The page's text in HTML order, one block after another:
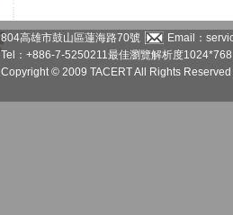
804高雄市鼓山區蓮海路70號
Email：
Tel：+886-7-5250211最佳瀏覽解析度
Copyright © 2009 TACERT All Rights Reserved